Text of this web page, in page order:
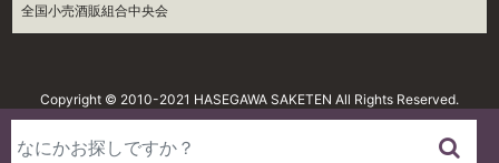
全国小売酒販組合中央会
Copyright © 2010-2021 HASEGAWA SAKETEN All Rights Reserved.